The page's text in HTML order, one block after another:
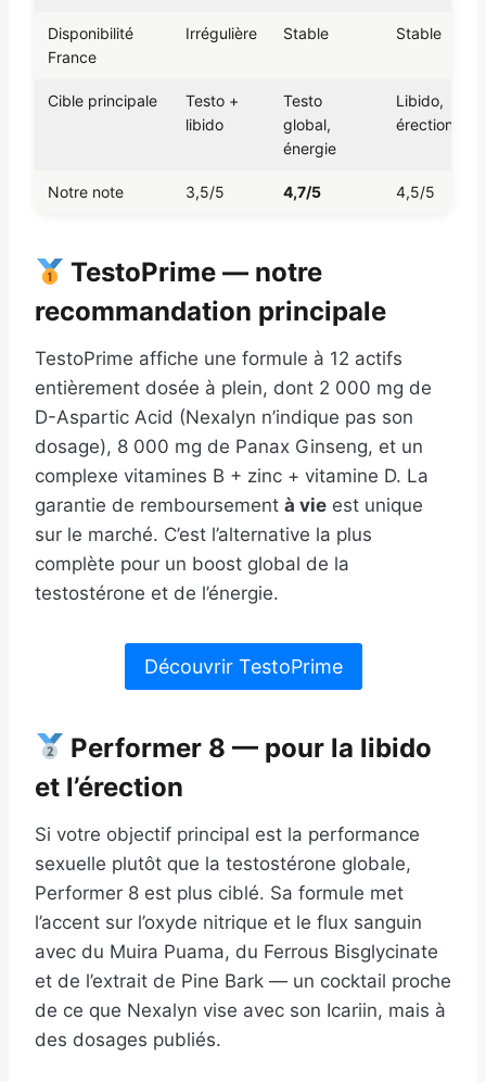
Disponibilité
France
Irrégulière Stable Stable
Cible principale
Testo +
libido
Testo
global,
énergie
Libido,
érection
Notre note 3,5/5 4,7/5 4,5/5
TestoPrime — notre
recommandation principale
TestoPrime affiche une formule à 12 actifs
entièrement dosée à plein, dont 2 000 mg de
D-Aspartic Acid (Nexalyn n’indique pas son
dosage), 8 000 mg de Panax Ginseng, et un
complexe vitamines B + zinc + vitamine D. La
garantie de remboursement à vie est unique
sur le marché. C’est l’alternative la plus
complète pour un boost global de la
testostérone et de l’énergie.
Découvrir TestoPrime
Performer 8 — pour la libido
et l’érection
Si votre objectif principal est la performance
sexuelle plutôt que la testostérone globale,
Performer 8 est plus ciblé. Sa formule met
l’accent sur l’oxyde nitrique et le flux sanguin
avec du Muira Puama, du Ferrous Bisglycinate
et de l’extrait de Pine Bark — un cocktail proche
de ce que Nexalyn vise avec son Icariin, mais à
des dosages publiés.